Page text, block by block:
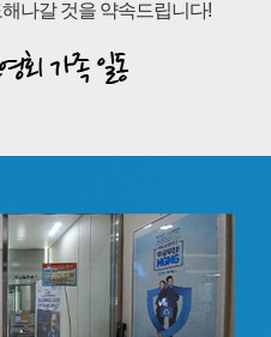
나갈 것을 약속드립니다!